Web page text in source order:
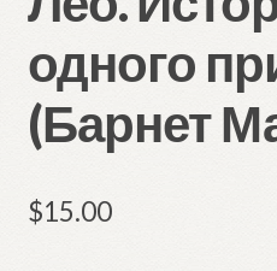
одного
(Барнет
$15.00